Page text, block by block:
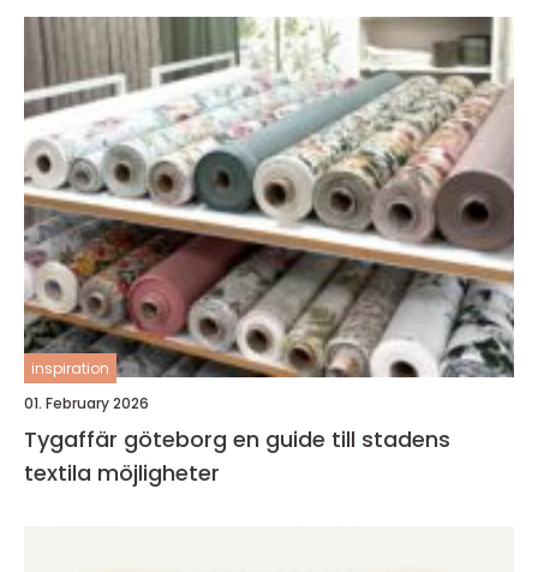
inspiration
01. February 2026
Tygaffär göteborg en guide till stadens
textila möjligheter